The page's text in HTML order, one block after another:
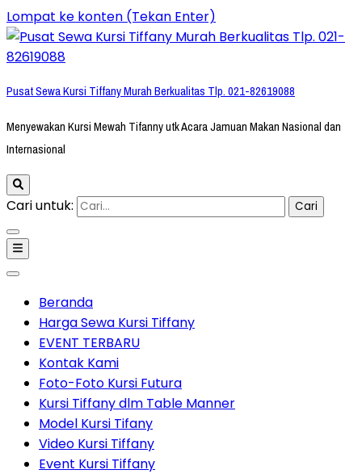
Lompat ke konten (Tekan Enter)
Pusat Sewa Kursi Tiffany Murah Berkualitas Tlp. 021-82619088
Menyewakan Kursi Mewah Tifanny utk Acara Jamuan Makan Nasional dan
Internasional
Cari untuk:
Beranda
Harga Sewa Kursi Tiffany
EVENT TERBARU
Kontak Kami
Foto-Foto Kursi Futura
Kursi Tiffany dlm Table Manner
Model Kursi Tifany
Video Kursi Tiffany
Event Kursi Tiffany